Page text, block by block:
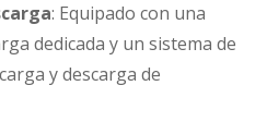
: Equipado con una
dedicada y un sistema de
y descarga de